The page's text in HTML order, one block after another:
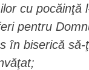
cu pocăinţă
pentru
în biserică